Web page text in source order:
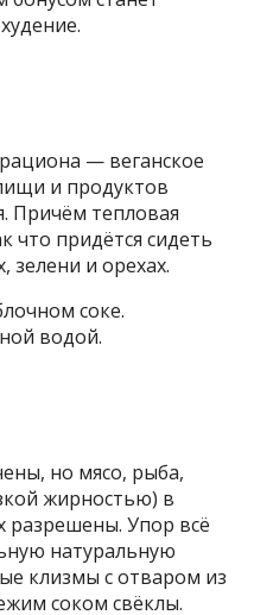
— веганское
и продуктов
Причём тепловая
что придётся сидеть
зелени и орехах.
соке.
водой.
но мясо, рыба,
жирностью) в
разрешены. Упор всё
натуральную
клизмы с отваром из
соком свёклы.